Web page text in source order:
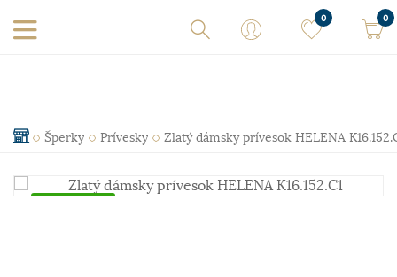
0 0
Šperky Prívesky Zlatý dámsky prívesok HELENA